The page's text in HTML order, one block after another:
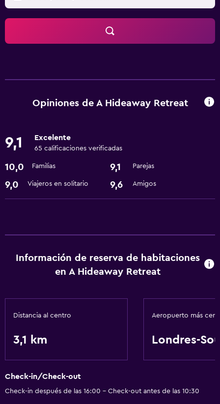
Opiniones de A Hideaway Retreat
9,1 Excelente
65 calificaciones verificadas
10,0 Familias 9,1 Parejas
9,0 Viajeros en solitario 9,6 Amigos
Información de reserva de habitaciones
en A Hideaway Retreat
Distancia al centro
3,1 km
Aeropuerto más
Londres-
Check-in/Check-out
Check-in después de las 16:00 - Check-out antes de las 10:30